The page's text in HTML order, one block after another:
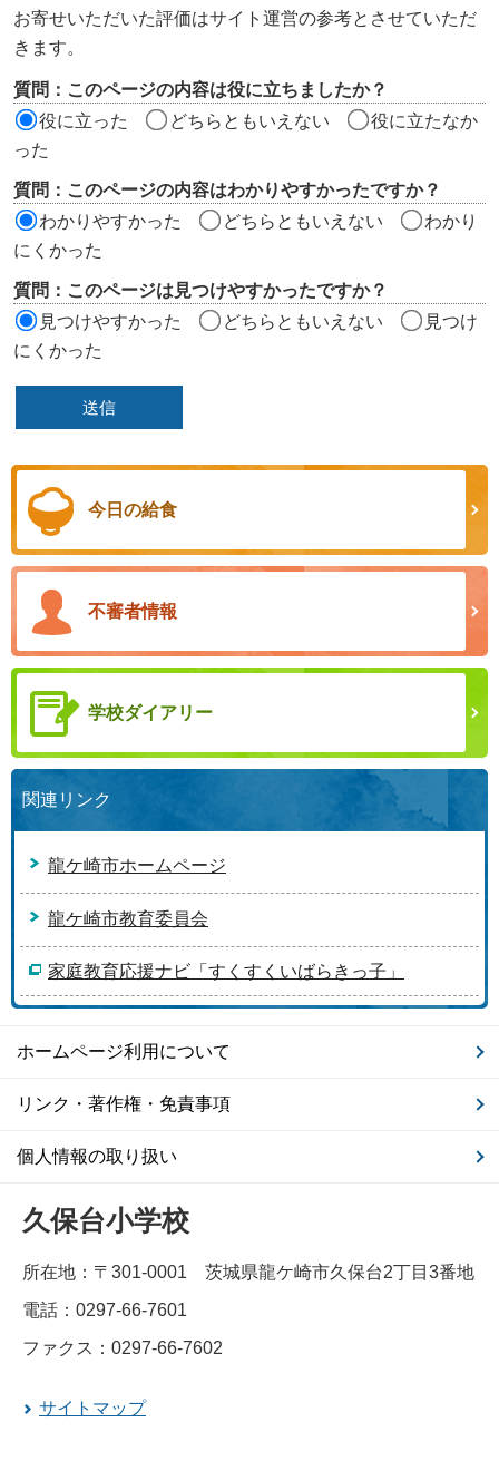
ン
ツ
価
ア
お寄せいただいた評価はサイト運営の参考とさせていただ
きます。
質問：このページの内容は役に立ちましたか？
役に立った
どちらともいえない
役に立たなか
った
質問：このページの内容はわかりやすかったですか？
わかりやすかった
どちらともいえない
わかり
にくかった
質問：このページは見つけやすかったですか？
見つけやすかった
どちらともいえない
見つけ
にくかった
今日の給食
不審者情報
学校ダイアリー
関連リンク
龍ケ崎市ホームページ
龍ケ崎市教育委員会
家庭教育応援ナビ「すくすくいばらきっ子」
ホームページ利用について
リンク・著作権・免責事項
個人情報の取り扱い
久保台小学校
所在地：〒301-0001 茨城県龍ケ崎市久保台2丁目3番地
電話：0297-66-7601
ファクス：0297-66-7602
サイトマップ